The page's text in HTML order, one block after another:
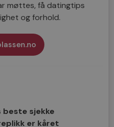
møttes, få datingtips
og forhold.
beste sjekke
er kåret